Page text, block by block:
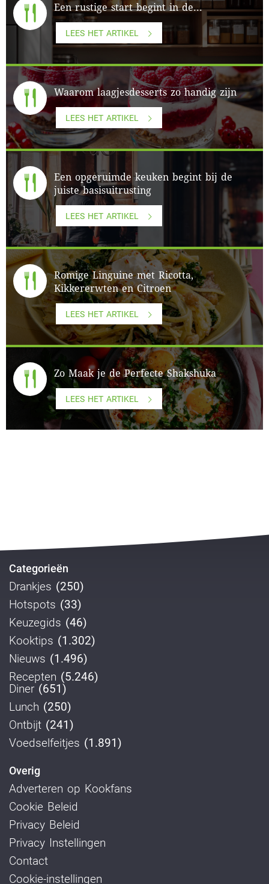
Een rustige start begint in de...
LEES HET ARTIKEL
Waarom laagjesdesserts zo handig zijn
LEES HET ARTIKEL
Een opgeruimde keuken begint bij de
juiste basisuitrusting
LEES HET ARTIKEL
Romige Linguine met Ricotta,
Kikkererwten en Citroen
LEES HET ARTIKEL
Zo Maak je de Perfecte Shakshuka
LEES HET ARTIKEL
Categorieën
Drankjes (250)
Hotspots (33)
Keuzegids (46)
Kooktips (1.302)
Nieuws (1.496)
Recepten (5.246)
Diner (651)
Lunch (250)
Ontbijt (241)
Voedselfeitjes (1.891)
Overig
Adverteren op Kookfans
Cookie Beleid
Privacy Beleid
Privacy Instellingen
Contact
Cookie-instellingen